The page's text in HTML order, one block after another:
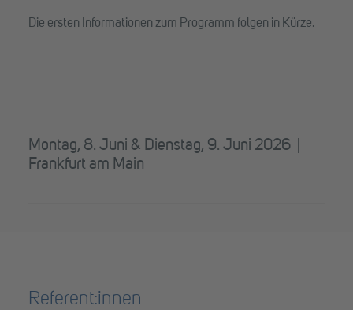
Die ersten Informationen zum Programm folgen in Kürze.
Montag, 8. Juni & Dienstag, 9. Juni 2026 |
Frankfurt am Main
Referent:innen